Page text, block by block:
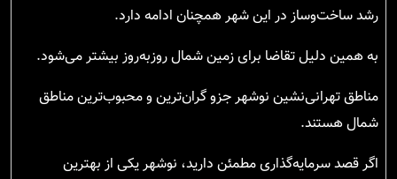
رشد ساخت‌وساز در این شهر همچنان ادامه دارد.
به همین دلیل تقاضا برای زمین شمال روزبه‌روز بیشتر می‌شود.
مناطق تهرانی‌نشین نوشهر جزو گران‌ترین و محبوب‌ترین مناطق
شمال هستند.
اگر قصد سرمایه‌گذاری مطمئن دارید، نوشهر یکی از بهترین